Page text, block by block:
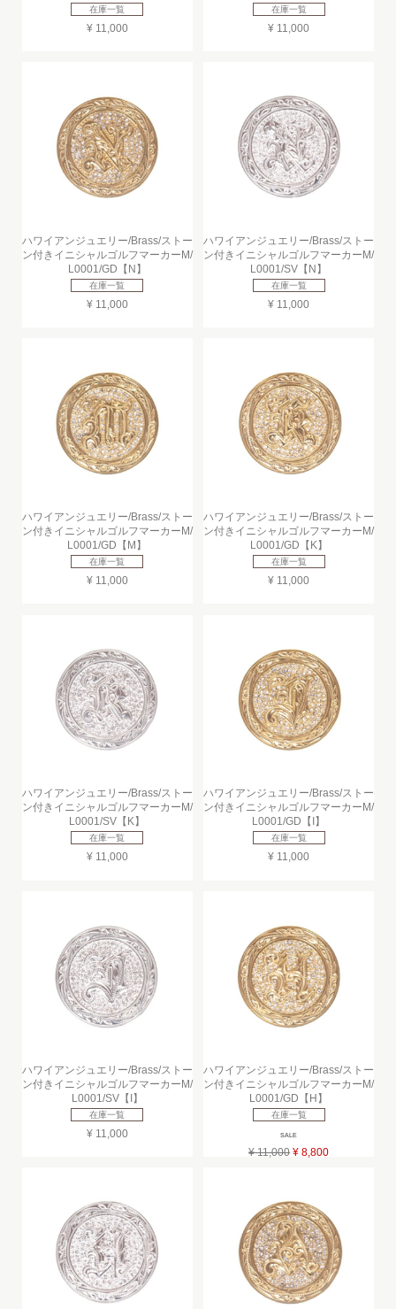
在庫一覧
¥ 11,000
在庫一覧
¥ 11,000
ハワイアンジュエリー/Brass/ストー
ン付きイニシャルゴルフマーカーM/
L0001/GD【N】
在庫一覧
¥ 11,000
ハワイアンジュエリー/Brass/ストー
ン付きイニシャルゴルフマーカーM/
L0001/SV【N】
在庫一覧
¥ 11,000
ハワイアンジュエリー/Brass/ストー
ン付きイニシャルゴルフマーカーM/
L0001/GD【M】
在庫一覧
¥ 11,000
ハワイアンジュエリー/Brass/ストー
ン付きイニシャルゴルフマーカーM/
L0001/GD【K】
在庫一覧
¥ 11,000
ハワイアンジュエリー/Brass/ストー
ン付きイニシャルゴルフマーカーM/
L0001/SV【K】
在庫一覧
¥ 11,000
ハワイアンジュエリー/Brass/ストー
ン付きイニシャルゴルフマーカーM/
L0001/GD【I】
在庫一覧
¥ 11,000
ハワイアンジュエリー/Brass/ストー
ン付きイニシャルゴルフマーカーM/
L0001/SV【I】
在庫一覧
¥ 11,000
ハワイアンジュエリー/Brass/ストー
ン付きイニシャルゴルフマーカーM/
L0001/GD【H】
在庫一覧
SALE
¥ 11,000 ¥ 8,800